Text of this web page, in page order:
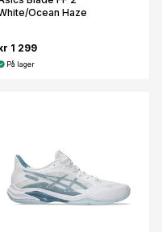
Ocean Haze
1 299
På lager